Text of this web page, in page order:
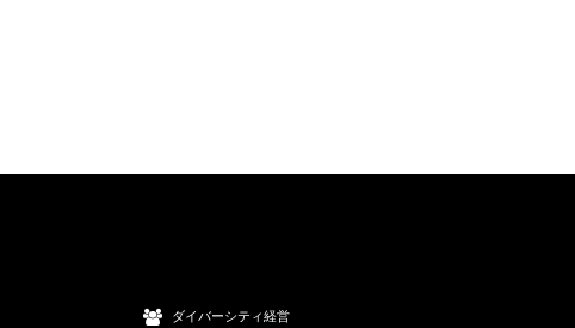
ダイバーシティ経営